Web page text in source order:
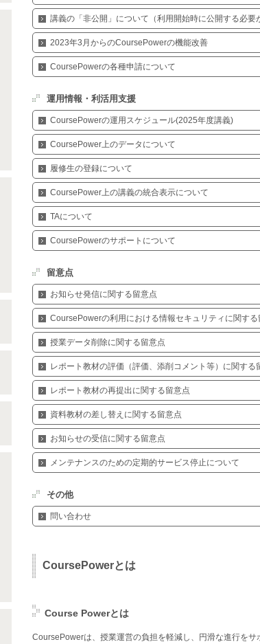
講義の「非公開」について（利用開始時に公開する必要
2023年3月からのCoursePowerの機能改善
CoursePowerの各種申請について
運用情報・利活用支援
CoursePowerの運用スケジュール(2025年度講義)
CoursePower上のデータについて
履修生の登録について
CoursePower上の講義の統合表示について
TAについて
CoursePowerのサポートについて
留意点
お知らせ発信に関する留意点
CoursePowerの利用における情報セキュリティに関する
授業データ削除に関する留意点
レポート教材の評価（評価、添削コメント等）に関する
レポート教材の再提出に関する留意点
資料教材の差し替えに関する留意点
お知らせの受信に関する留意点
メンテナンスのための定期的サービス停止について
その他
問い合わせ
CoursePowerとは
Course Powerとは
CoursePowerは、授業運営の負担を軽減し、円滑な進行を